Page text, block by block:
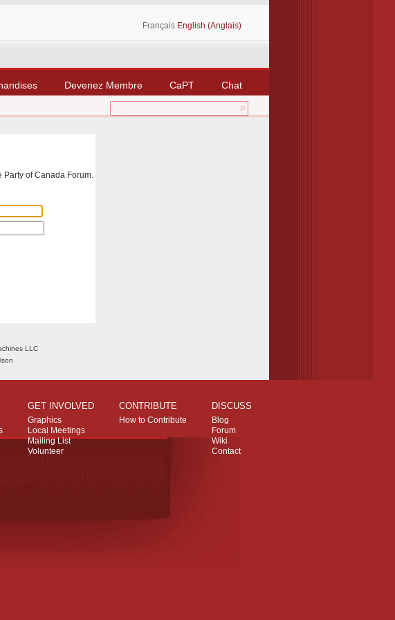
Français English (Anglais)
Devenez Membre CaPT Chat
Party of Canada Forum.
LLC
DISCUSS
Blog
Forum
Wiki
Contact
CONTRIBUTE
How to Contribute
GET INVOLVED
Graphics
Local Meetings
Mailing List
Volunteer